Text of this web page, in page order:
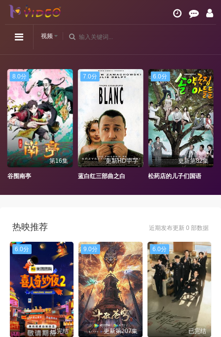
视频
8.0分
第16集
谷围南亭
7.0分
更新HD中字
蓝白红三部曲之白
6.0分
更新第82集
松药店的儿子们国语
近期发布更新 0 部数据
热映推荐
6.0分
已完结
9.0分
更新第207集
6.0分
已完结